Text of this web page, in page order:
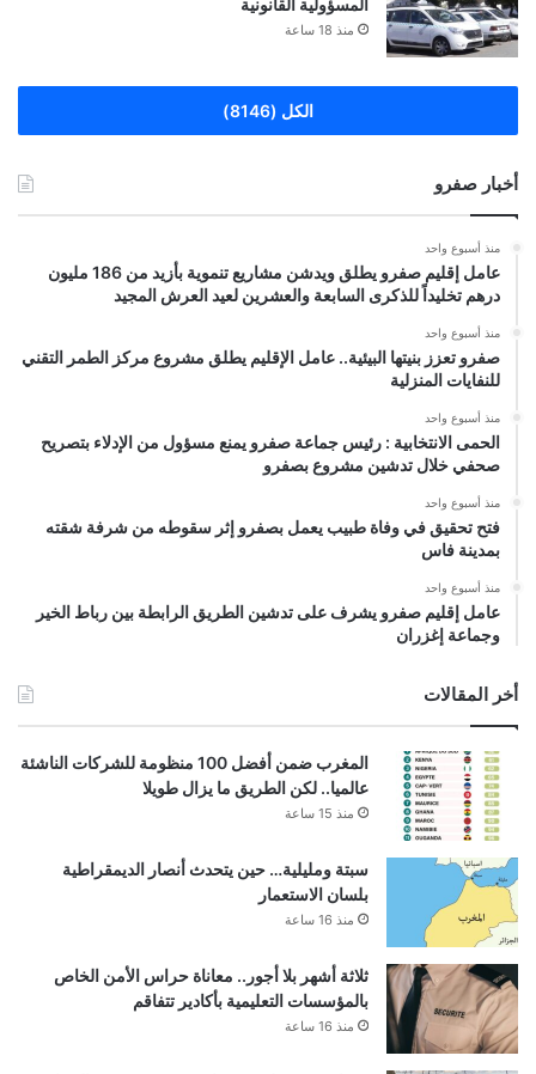
منذ 18 ساعة
الكل (8146)
أخبار صفرو
منذ أسبوع واحد
عامل إقليم صفرو يطلق ويدشن مشاريع تنموية بأزيد من 186 مليون
درهم تخليداً للذكرى السابعة والعشرين لعيد العرش المجيد
منذ أسبوع واحد
صفرو تعزز بنيتها البيئية.. عامل الإقليم يطلق مشروع مركز الطمر التقني
للنفايات المنزلية
منذ أسبوع واحد
الحمى الانتخابية : رئيس جماعة صفرو يمنع مسؤول من الإدلاء بتصريح
صحفي خلال تدشين مشروع بصفرو
منذ أسبوع واحد
فتح تحقيق في وفاة طبيب يعمل بصفرو إثر سقوطه من شرفة شقته
بمدينة فاس
منذ أسبوع واحد
عامل إقليم صفرو يشرف على تدشين الطريق الرابطة بين رباط الخير
وجماعة إغزران
أخر المقالات
المغرب ضمن أفضل 100 منظومة للشركات الناشئة
عالميا.. لكن الطريق ما يزال طويلا
منذ 15 ساعة
سبتة ومليلية… حين يتحدث أنصار الديمقراطية
بلسان الاستعمار
منذ 16 ساعة
ثلاثة أشهر بلا أجور.. معاناة حراس الأمن الخاص
بالمؤسسات التعليمية بأكادير تتفاقم
منذ 16 ساعة